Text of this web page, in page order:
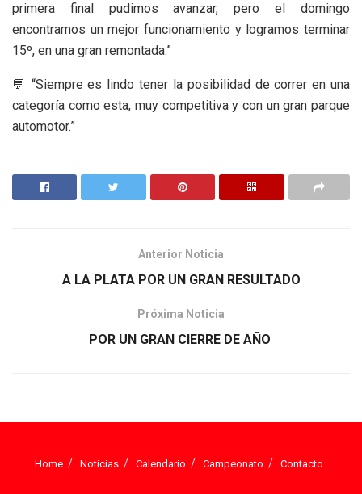
primera final pudimos avanzar, pero el domingo
encontramos un mejor funcionamiento y logramos terminar
15º, en una gran remontada.”
💬 “Siempre es lindo tener la posibilidad de correr en una
categoría como esta, muy competitiva y con un gran parque
automotor.”
Anterior Noticia
A LA PLATA POR UN GRAN RESULTADO
Próxima Noticia
POR UN GRAN CIERRE DE AÑO
Home Noticias Calendario Campeonato Contacto